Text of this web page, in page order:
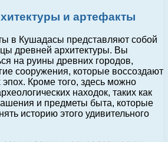
и артефакты
в Кушадасы представляют собой
древней архитектуры. Вы
на руины древних городов,
сооружения, которые воссоздают
Кроме того, здесь можно
находок, таких как
и предметы быта, которые
историю этого удивительного